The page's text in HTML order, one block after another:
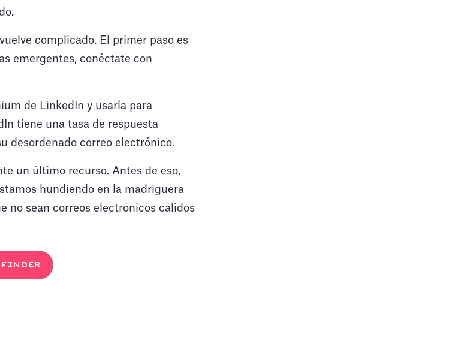
complicado. El primer paso es
emergentes, conéctate con
de LinkedIn y usarla para
tiene una tasa de respuesta
desordenado correo electrónico.
un último recurso. Antes de eso,
hundiendo en la madriguera
no sean correos electrónicos cálidos
FINDER